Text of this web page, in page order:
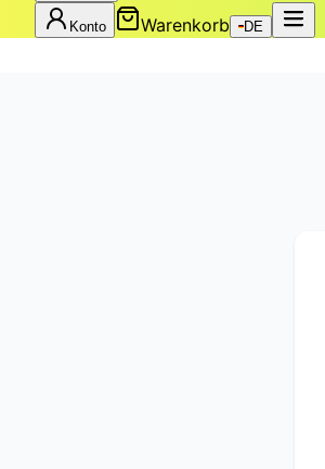
Konto Warenkorb DE